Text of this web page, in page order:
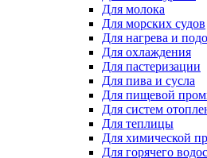
Для молока
Для морских судов
Для нагрева и
Для охлаждения
Для пастеризации
Для пива и сусла
Для пищевой
Для систем
Для теплицы
Для химической
Для горячего